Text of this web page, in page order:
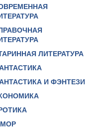
ЛИТЕРАТУРА
И ФЭНТЕЗИ